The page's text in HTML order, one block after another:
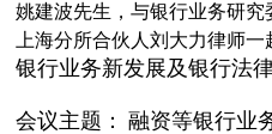
姚建波先生，与银行业务研
上海分所合伙人刘大力律师
银行业务新发展及银行法律
会议主题：
融资等银行业